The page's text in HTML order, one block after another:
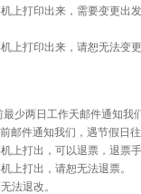
上打印出来，需要变更出
上打印出来，请恕无法变更
少两日工作天邮件通知我
邮件通知我们，遇节假日往
上打出，可以退票，退票
上打出，请恕无法退票。
法退改。